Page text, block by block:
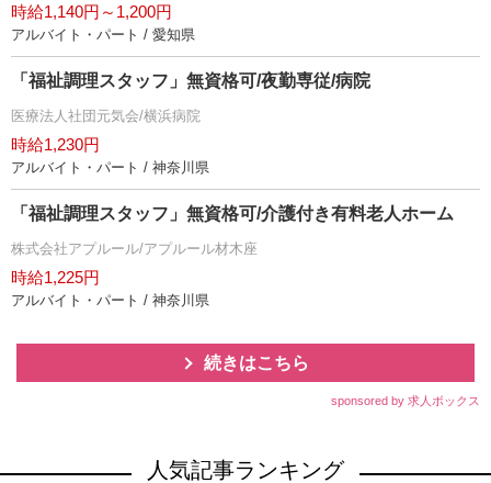
時給1,140円～1,200円
アルバイト・パート / 愛知県
「福祉調理スタッフ」無資格可/夜勤専従/病院
医療法人社団元気会/横浜病院
時給1,230円
アルバイト・パート / 神奈川県
「福祉調理スタッフ」無資格可/介護付き有料老人ホーム
株式会社アプルール/アプルール材木座
時給1,225円
アルバイト・パート / 神奈川県
続きはこちら
sponsored by 求人ボックス
人気記事ランキング